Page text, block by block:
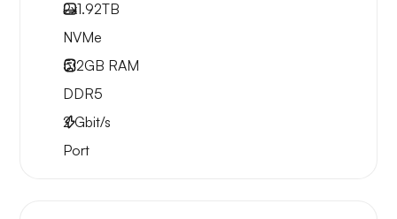
2x1.92TB
NVMe
512GB RAM
DDR5
2Gbit/s
Port